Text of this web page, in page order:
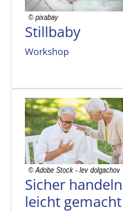
Stillbaby
Workshop
Sicher
leicht gemacht